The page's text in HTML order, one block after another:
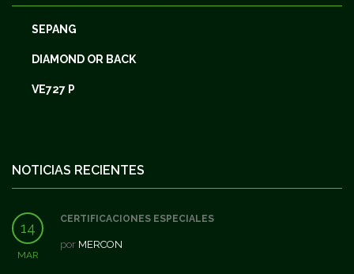
SEPANG
DIAMOND OR BACK
VE727 P
NOTICIAS RECIENTES
14
MAR
CERTIFICACIONES ESPECIALES
por MERCON